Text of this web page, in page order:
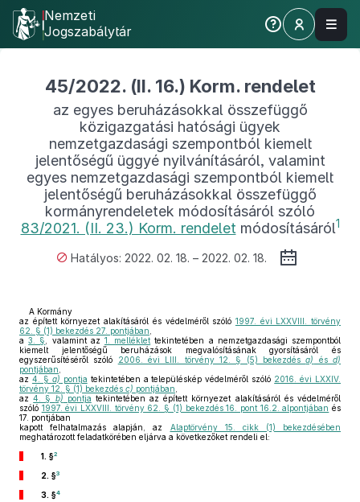
Nemzeti
Jogszabálytár
45/2022. (II. 16.) Korm. rendelet
az egyes beruházásokkal összefüggő
közigazgatási hatósági ügyek
nemzetgazdasági szempontból kiemelt
jelentőségű üggyé nyilvánításáról, valamint
egyes nemzetgazdasági szempontból kiemelt
jelentőségű beruházásokkal összefüggő
kormányrendeletek módosításáról szóló
83/2021. (II. 23.) Korm. rendelet módosításáról1
Hatályos: 2022. 02. 18. – 2022. 02. 18.
A Kormány
az épített környezet alakításáról és védelméről szóló 1997. évi LXXVIII. törvény
62. § (1) bekezdés 27. pontjában
a3. § , valamint az1. melléklet tekintetében a nemzetgazdasági szempontból
kiemelt jelentőségű beruházások megvalósításának gyorsításáról és
egyszerűsítéséről szóló
2006. évi LIII. törvény 12. § (5) bekezdésa) ésd)
pontjában
az 4. § a) pontja tekintetében a településkép védelméről szóló 2016. évi LXXIV.
törvény 12. § (1) bekezdés c) pontjában
az4. § b) pontja tekintetében az épített környezet alakításáról és védelméről
szóló 1997. évi LXXVIII. törvény 62. § (1) bekezdés 16. pont 16.2. alpontjában és
17. pontjában
kapott felhatalmazás alapján, az Alaptörvény 15. cikk (1) bekezdésében
meghatározott feladatkörében eljárva a következőket rendeli el:
1. §2
2. §3
3. §4